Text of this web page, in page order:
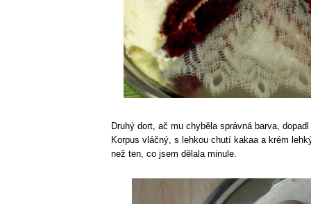
Druhý dort, ač mu chyběla správná barva,
Korpus vláčný, s lehkou chutí kakaa a krém
než ten, co jsem dělala minule.